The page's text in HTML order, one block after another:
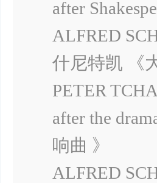
after
ALFRED
什尼特凯 《
PETER
after the
响曲 》
ALFRED